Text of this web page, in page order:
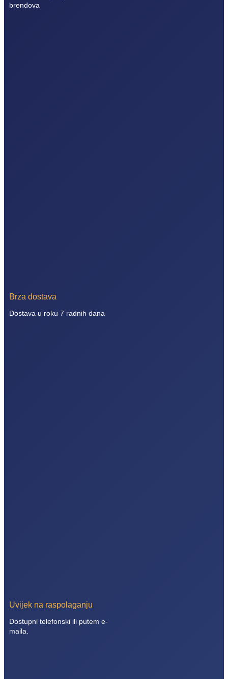
brendova
Brza dostava
Dostava u roku 7 radnih dana
Uvijek na raspolaganju
Dostupni telefonski ili putem e-
maila.